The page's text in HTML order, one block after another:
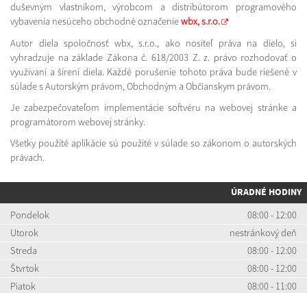
duševným vlastníkom, výrobcom a distribútorom programového
vybavenia nesúceho obchodné označeniewbx, s.r.o.
Autor diela spoločnosť wbx, s.r.o., ako nositeľ práva na dielo, si
vyhradzuje na základe Zákona č. 618/2003 Z. z. právo rozhodovať o
využívaní a šírení diela. Každé porušenie tohoto práva bude riešené v
súlade s Autorským právom, Obchodným a Občianskym právom.
Je zabezpečovateľom implementácie softvéru na webovej stránke a
programátorom webovej stránky.
Všetky použité aplikácie sú použité v súlade so zákonom o autorských
právach.
ÚRADNÉ HODINY
Pondelok
08:00 - 12:00
Utorok
nestránkový deň
Streda
08:00 - 12:00
Štvrtok
08:00 - 12:00
Piatok
08:00 - 11:00